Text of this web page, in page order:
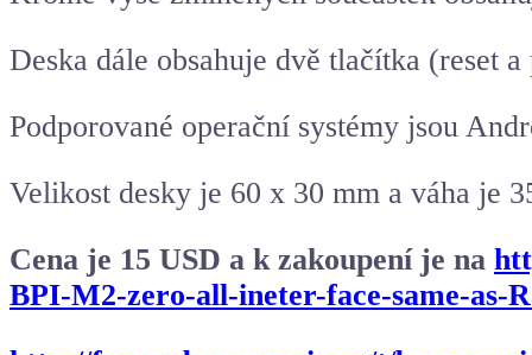
Deska dále obsahuje dvě tlačítka (reset
Podporované operační systémy jsou
Velikost desky je 60 x 30 mm a váha je
Cena je 15 USD a k zakoupení je na
BPI-M2-zero-all-ineter-face-same-as-